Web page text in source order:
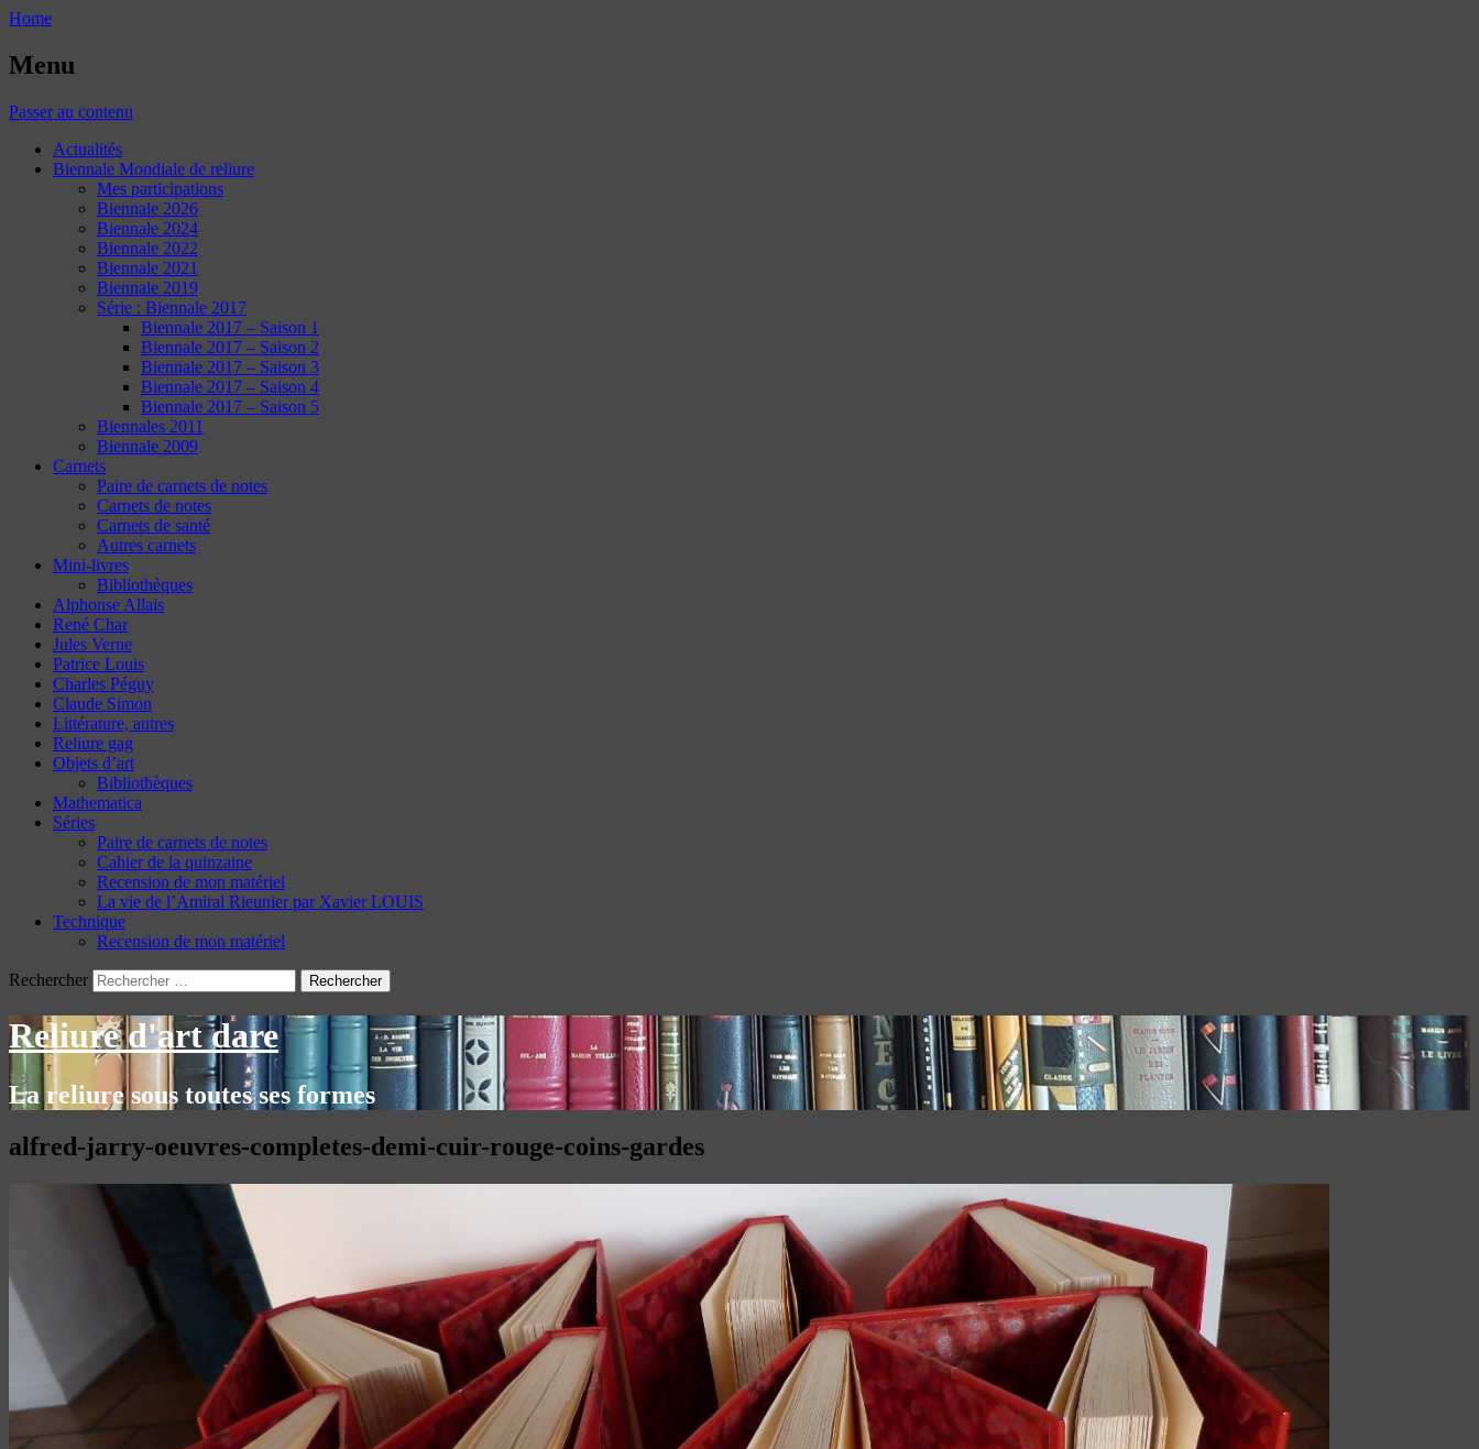
Home
Menu
Passer au contenu
Actualités
Biennale Mondiale de reliure
Mes participations
Biennale 2026
Biennale 2024
Biennale 2022
Biennale 2021
Biennale 2019
Série : Biennale 2017
Biennale 2017 – Saison 1
Biennale 2017 – Saison 2
Biennale 2017 – Saison 3
Biennale 2017 – Saison 4
Biennale 2017 – Saison 5
Biennales 2011
Biennale 2009
Carnets
Paire de carnets de notes
Carnets de notes
Carnets de santé
Autres carnets
Mini-livres
Bibliothèques
Alphonse Allais
René Char
Jules Verne
Patrice Louis
Charles Péguy
Claude Simon
Littérature, autres
Reliure gag
Objets d’art
Bibliothèques
Mathematica
Séries
Paire de carnets de notes
Cahier de la quinzaine
Recension de mon matériel
La vie de l’Amiral Rieunier par Xavier LOUIS
Technique
Recension de mon matériel
Rechercher
Reliure d'art dare
La reliure sous toutes ses formes
alfred-jarry-oeuvres-completes-demi-cuir-rouge-coins-gardes